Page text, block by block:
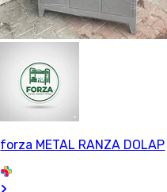
forza METAL RANZA DOLAP